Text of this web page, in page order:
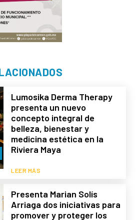
Lumosika Derma Therapy
presenta un nuevo
concepto integral de
belleza, bienestar y
medicina estética en la
Riviera Maya
LEER MÁS
Presenta Marian Solís
Arriaga dos iniciativas para
promover y proteger los